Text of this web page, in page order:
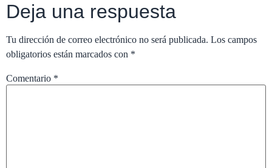
Deja una respuesta
Tu dirección de correo electrónico no será publicada. Los campos
obligatorios están marcados con *
Comentario *